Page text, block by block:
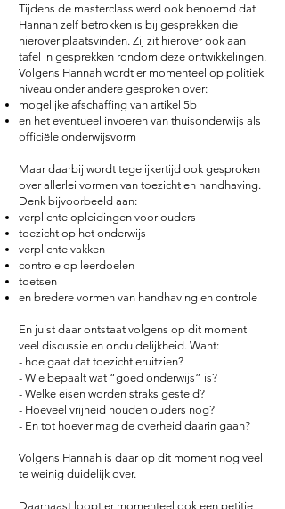
Tijdens de masterclass werd ook benoemd dat
Hannah zelf betrokken is bij gesprekken die
hierover plaatsvinden. Zij zit hierover ook aan
tafel in gesprekken rondom deze ontwikkelingen.
Volgens Hannah wordt er momenteel op politiek
niveau onder andere gesproken over:
mogelijke afschaffing van artikel 5b
en het eventueel invoeren van thuisonderwijs als
officiële onderwijsvorm
Maar daarbij wordt tegelijkertijd ook gesproken
over allerlei vormen van toezicht en handhaving.
Denk bijvoorbeeld aan:
verplichte opleidingen voor ouders
toezicht op het onderwijs
verplichte vakken
controle op leerdoelen
toetsen
en bredere vormen van handhaving en controle
En juist daar ontstaat volgens op dit moment
veel discussie en onduidelijkheid. Want:
- hoe gaat dat toezicht eruitzien?
- Wie bepaalt wat “goed onderwijs” is?
- Welke eisen worden straks gesteld?
- Hoeveel vrijheid houden ouders nog?
- En tot hoever mag de overheid daarin gaan?
Volgens Hannah is daar op dit moment nog veel
te weinig duidelijk over.
Daarnaast loopt er momenteel ook een petitie